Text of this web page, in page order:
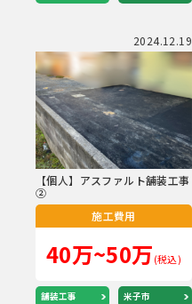
2024.12.19
【個人】アスファルト舗装工事
②
施工費用
40万~50万(税込)
舗装工事 米子市